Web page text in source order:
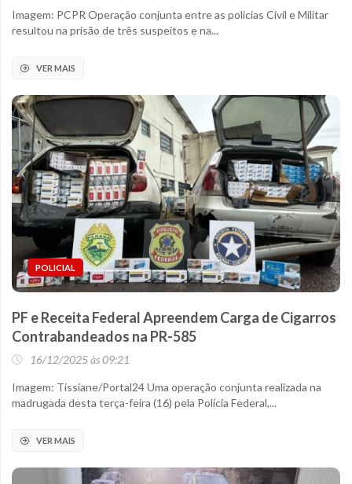
Imagem: PCPR Operação conjunta entre as polícias Civil e Militar
resultou na prisão de três suspeitos e na...
VER MAIS
POLICIAL
PF e Receita Federal Apreendem Carga de Cigarros
Contrabandeados na PR-585
16/12/2025 às 09:21
Imagem: Tissiane/Portal24 Uma operação conjunta realizada na
madrugada desta terça-feira (16) pela Polícia Federal,...
VER MAIS